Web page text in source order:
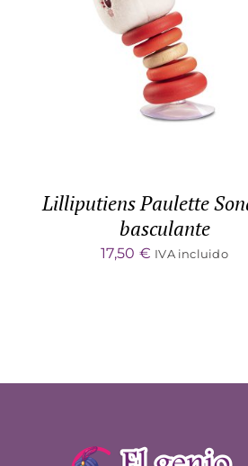
DETALLES
Lilliputiens Paulette
basculante
17,50 € IVA incluido